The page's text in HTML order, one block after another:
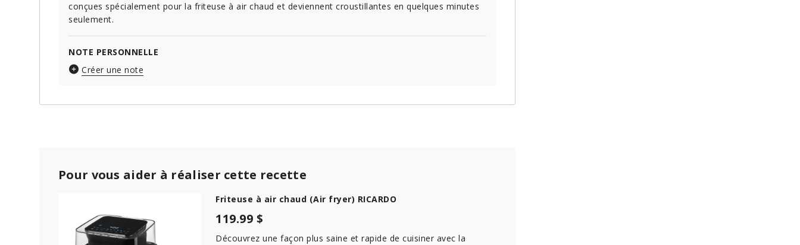
conçues spécialement pour la friteuse à air chaud et deviennent croustillantes en quelques minutes
seulement.
NOTE PERSONNELLE
Créer une note
Pour vous aider à réaliser cette recette
Friteuse à air chaud (Air fryer) RICARDO
119.99 $
Découvrez une façon plus saine et rapide de cuisiner avec la